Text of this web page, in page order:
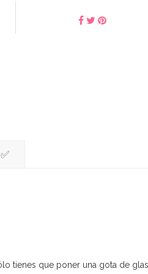
tienes que poner una gota de